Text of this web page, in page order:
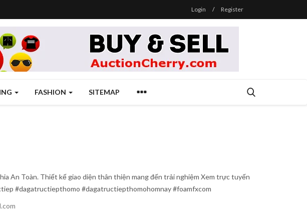
Login / Register
FASHION SITEMAP
An Toàn. Thiết kế giao diện thân thiện mang đến trải nghiệm Xem trực tuyến
#dagatructiepthomo #dagatructiepthomohomnay #foamfxcom